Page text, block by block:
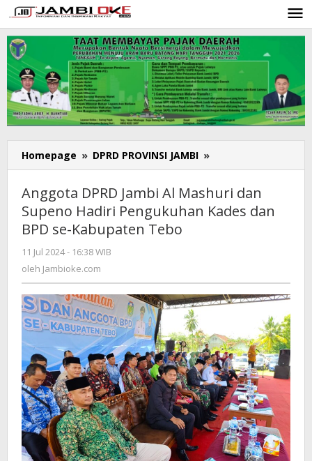
Lewati
ke
konten
Homepage » DPRD PROVINSI JAMBI »
DPRD
Al
Mashuri
Kades
dan
se-
Kabupaten
Tebo
Anggota DPRD Jambi Al Mashuri dan
Supeno Hadiri Pengukuhan Kades dan
BPD se-Kabupaten Tebo
11 Jul 2024 - 16:38 WIB
oleh Jambioke.com